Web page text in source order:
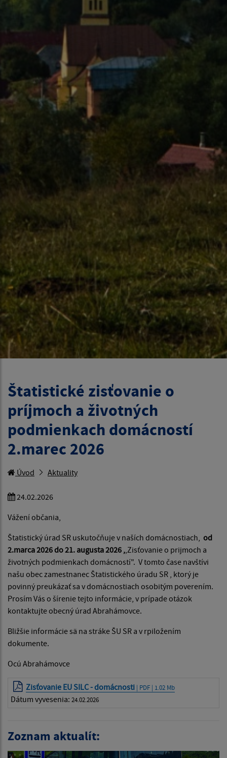
Štatistické zisťovanie o
príjmoch a životných
podmienkach domácností
2.marec 2026
Úvod Aktuality
24.02.2026
Vážení občania,
Štatistický úrad SR uskutočňuje v naších domácnostiach, od
2.marca 2026 do 21. augusta 2026 , ,Zisťovanie o prijmoch a
životných podmienkach domácností". V tomto čase navštívi
našu obec zamestnanec Štatistického úradu SR , ktorý je
povinný preukázať sa v domácnostiach osobitým poverením.
Prosím Vás o šírenie tejto informácie, v prípade otázok
kontaktujte obecný úrad Abrahámovce.
Bližšie informácie sä na stráke ŠU SR a v rpiložením
dokumente.
Ocú Abrahámovce
Zisťovanie EU SILC - domácnosti | PDF | 1.02 Mb
Dátum vyvesenia: 24.02.2026
Zoznam aktualít: